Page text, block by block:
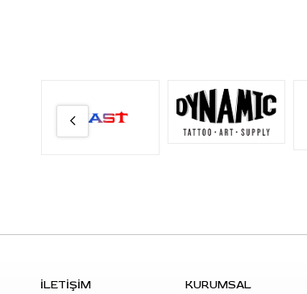
İLETİŞİM KURUMSAL